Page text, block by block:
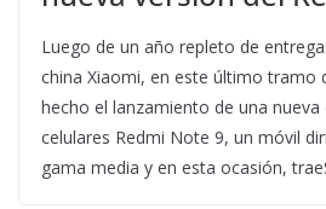
Luego de un año repleto de
china Xiaomi, en este último tramo
hecho el lanzamiento de una
celulares Redmi Note 9, un móvil
gama media y en esta ocasión,